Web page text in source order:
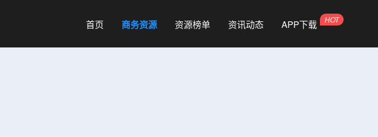
首页 商务资源 资源榜单 资讯动态 APP下载